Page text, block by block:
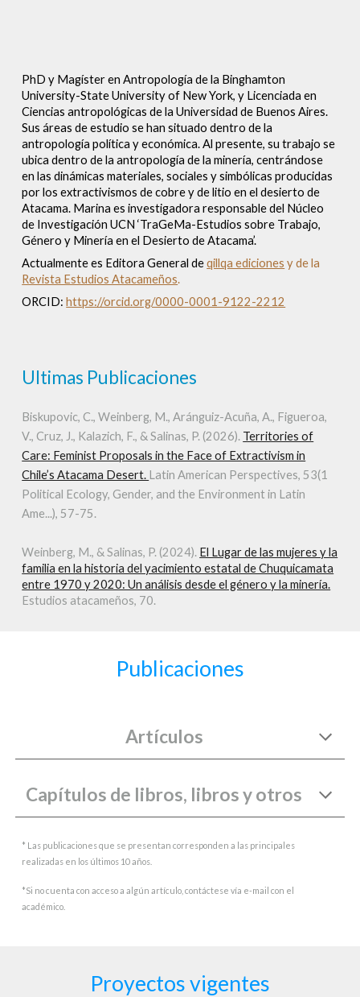
PhD y Magíster en Antropología de la Binghamton
University-State University of New York, y Licenciada en
Ciencias antropológicas de la Universidad de Buenos Aires.
Sus áreas de estudio se han situado dentro de la
antropología política y económica. Al presente, su trabajo se
ubica dentro de la antropología de la minería, centrándose
en las dinámicas materiales, sociales y simbólicas producidas
por los extractivismos de cobre y de litio en el desierto de
Atacama. Marina es investigadora responsable del Núcleo
de Investigación UCN ‘TraGeMa-Estudios sobre Trabajo,
Género y Minería en el Desierto de Atacama’.
Actualmente es Editora General deqillqa ediciones y de la
Revista Estudios Atacameños.
ORCID: https://orcid.org/0000-0001-9122-2212
Ultimas Publicaciones
Biskupovic, C., Weinberg, M., Aránguiz-Acuña, A., Figueroa,
V., Cruz, J., Kalazich, F., & Salinas, P. (2026). Territories of
Care: Feminist Proposals in the Face of Extractivism in
Chile’s Atacama Desert. Latin American Perspectives, 53(1
Political Ecology, Gender, and the Environment in Latin
Ame...), 57-75.
Weinberg, M., & Salinas, P. (2024). El Lugar de las mujeres y la
familia en la historia del yacimiento estatal de Chuquicamata
entre 1970 y 2020: Un análisis desde el género y la minería.
Estudios atacameños, 70.
Publicaciones
Artículos
Capítulos de libros, libros y otros
* Las publicaciones que se presentan corresponden a las principales
realizadas en los últimos 10 años.
*Si no cuenta con acceso a algún artículo, contáctese vía e-mail con el
académico.
Proyectos vigentes